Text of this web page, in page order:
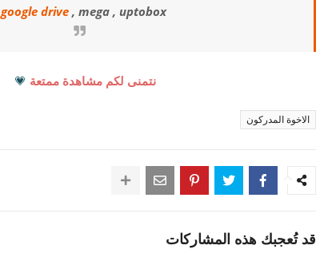
google drive , mega , uptobox
نتمنى لكم مشاهدة ممتعة 💗
الاخوة المدركون
قد تُعجبك هذه المشاركات